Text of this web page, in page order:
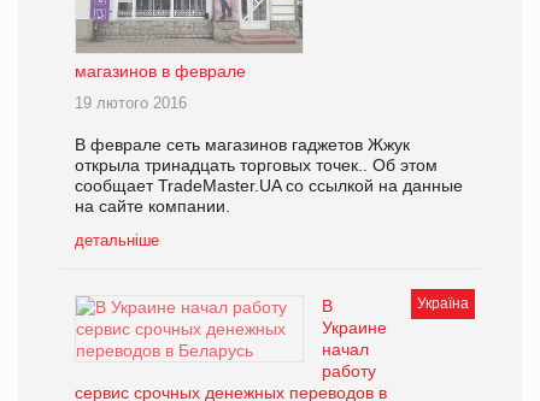
магазинов в феврале
19 лютого 2016
В феврале сеть магазинов гаджетов Жжук
открыла тринадцать торговых точек.. Об этом
сообщает TradeMaster.UA со ссылкой на данные
на сайте компании.
детальніше
Україна
В
Украине
начал
работу
сервис срочных денежных переводов в